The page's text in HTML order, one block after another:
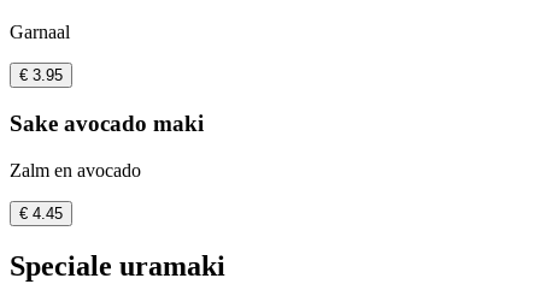
Garnaal
€ 3.95
Sake avocado maki
Zalm en avocado
€ 4.45
Speciale uramaki